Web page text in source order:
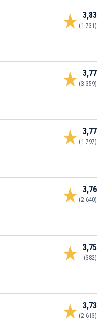
3,83
(1.731)
3,77
(3.359)
3,77
(1.797)
3,76
(2.640)
3,75
(382)
3,73
(2.613)